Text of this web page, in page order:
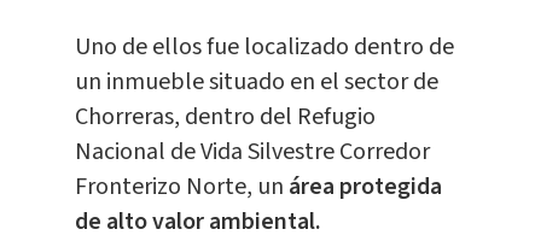
Uno de ellos fue localizado dentro de
un inmueble situado en el sector de
Chorreras, dentro del Refugio
Nacional de Vida Silvestre Corredor
Fronterizo Norte, un área protegida
de alto valor ambiental.